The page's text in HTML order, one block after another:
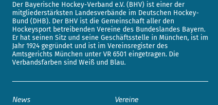
Der Bayerische Hockey-Verband e.V. (BHV) ist einer der
mitgliederstärksten Landesverbände im Deutschen Hockey-
Bund (DHB). Der BHV ist die Gemeinschaft aller den
Hockeysport betreibenden Vereine des Bundeslandes Bayern.
Er hat seinen Sitz und seine Geschäftsstelle in München, ist im
Jahr 1924 gegründet und ist im Vereinsregister des
Amtsgerichts München unter VR 6501 eingetragen. Die
Verbandsfarben sind Weiß und Blau.
News
Vereine